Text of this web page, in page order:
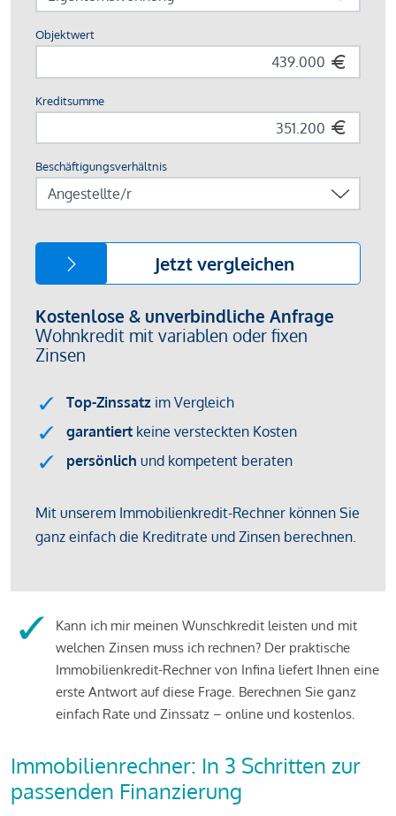
Kann ich mir meinen Wunschkredit leisten und mit
welchen Zinsen muss ich rechnen? Der praktische
Immobilienkredit-Rechner von Infina liefert Ihnen eine
erste Antwort auf diese Frage. Berechnen Sie ganz
einfach Rate und Zinssatz – online und kostenlos.
Immobilienrechner: In 3 Schritten zur
passenden Finanzierung